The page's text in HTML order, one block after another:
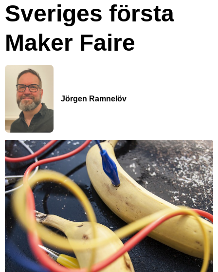
Sveriges första
Maker Faire
Jörgen Ramnelöv